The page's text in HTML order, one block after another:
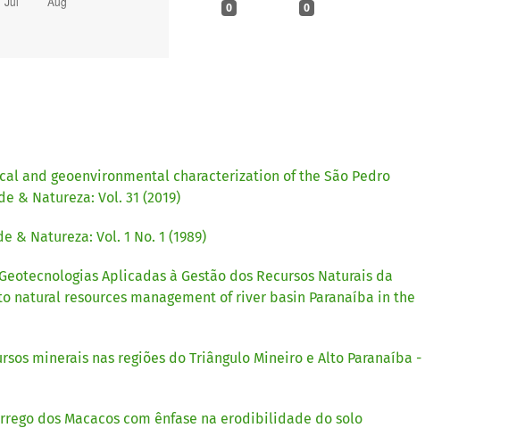
0 0
and geoenvironmental characterization of the São Pedro
& Natureza: Vol. 31 (2019)
& Natureza: Vol. 1 No. 1 (1989)
Aplicadas à Gestão dos Recursos Naturais da
natural resources management of river basin Paranaíba in the
minerais nas regiões do Triângulo Mineiro e Alto Paranaíba -
dos Macacos com ênfase na erodibilidade do solo